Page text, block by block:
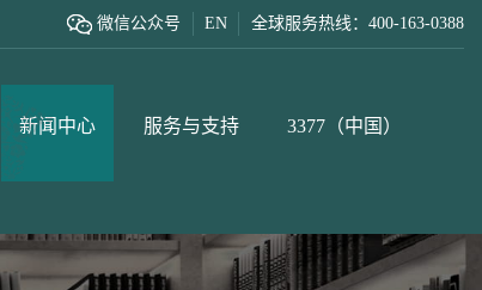
微信公众号 EN 全球服务热线：400-163-0388
新闻中心 服务与支持 3377（中国）